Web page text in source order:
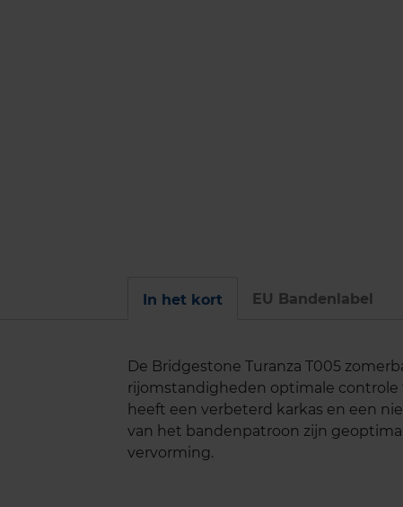
In het kort EU Bandenlabel
De Bridgestone Turanza T005
rijomstandigheden optimale controle
heeft een verbeterd karkas en een
van het bandenpatroon zijn
vervorming.